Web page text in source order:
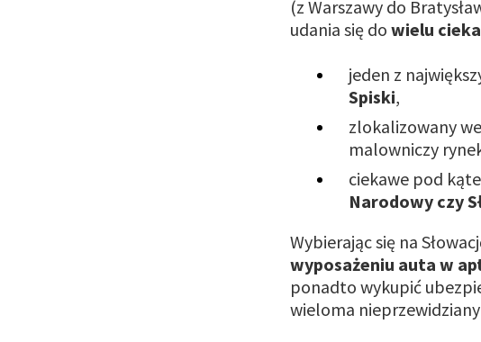
(z Warszawy do
udania się do wielu
jeden z
Spiski,
zlokalizowany
malowniczy
ciekawe pod
Narodowy czy
Wybierając się na
wyposażeniu auta w
ponadto wykupić
wieloma